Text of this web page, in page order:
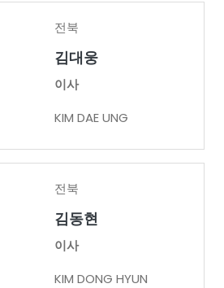
전북
김대웅
이사
KIM DAE UNG
전북
김동현
이사
KIM DONG HYUN